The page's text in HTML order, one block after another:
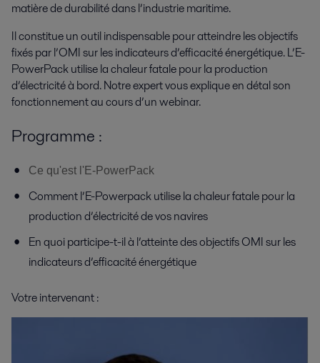
matière de durabilité dans l’industrie maritime.
Il constitue un outil indispensable pour atteindre les objectifs
fixés par l’OMI sur les indicateurs d’efficacité énergétique. L’E-
PowerPack utilise la chaleur fatale pour la production
d’électricité à bord. Notre expert vous explique en détal son
fonctionnement au cours d’un webinar.
Programme :
Ce qu'est l'E-PowerPack
Comment l’E-Powerpack utilise la chaleur fatale pour la
production d’électricité de vos navires
En quoi participe-t-il à l’atteinte des objectifs OMI sur les
indicateurs d’efficacité énergétique
Votre intervenant :